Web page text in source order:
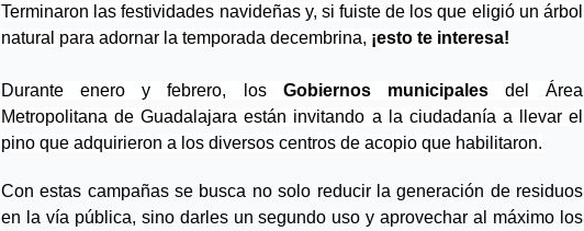
Terminaron las festividades navideñas y, si fuiste de los que eligió un árbol
natural para adornar la temporada decembrina, ¡esto te interesa!
Durante enero y febrero, los Gobiernos municipales del Área
Metropolitana de Guadalajara están invitando a la ciudadanía a llevar el
pino que adquirieron a los diversos centros de acopio que habilitaron.
Con estas campañas se busca no solo reducir la generación de residuos
en la vía pública, sino darles un segundo uso y aprovechar al máximo los